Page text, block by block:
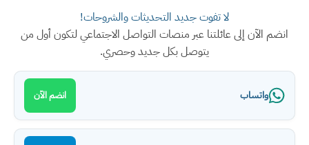
لا تفوت جديد التحديثات والشروحات!
انضم الآن إلى عائلتنا عبر منصات التواصل الاجتماعي لتكون أول من
يتوصل بكل جديد وحصري.
واتساب انضم الآن